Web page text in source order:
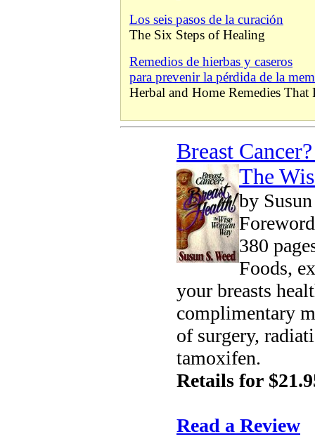
Los seis pasos de la curación
The Six Steps of Healing
Remedios de hierbas y caseros
para prevenir la pérdida de la
Herbal and Home Remedies That
Breast
The
by
380
Foods,
your breasts
complimentary
of surgery,
tamoxifen.
Retails for
Read a Review